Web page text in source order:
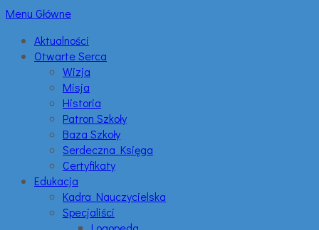
Menu Główne
Aktualności
Otwarte Serca
Wizja
Misja
Historia
Patron Szkoły
Baza Szkoły
Serdeczna Księga
Certyfikaty
Edukacja
Kadra Nauczycielska
Specjaliści